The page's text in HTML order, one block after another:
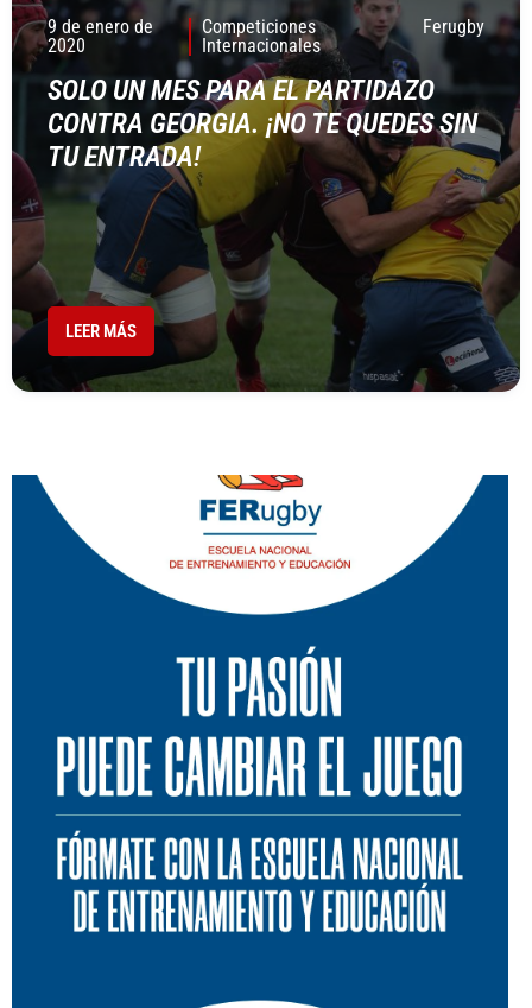
9 de enero de
2020
Competiciones
Internacionales
Ferugby
SOLO UN MES PARA EL PARTIDAZO
CONTRA GEORGIA. ¡NO TE QUEDES SIN
TU ENTRADA!
LEER MÁS